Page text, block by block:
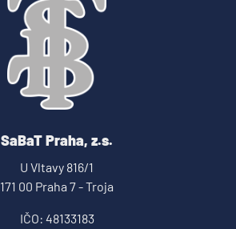
SaBaT Praha, z.s.
U Vltavy 816/1
171 00 Praha 7 - Troja
IČO: 48133183